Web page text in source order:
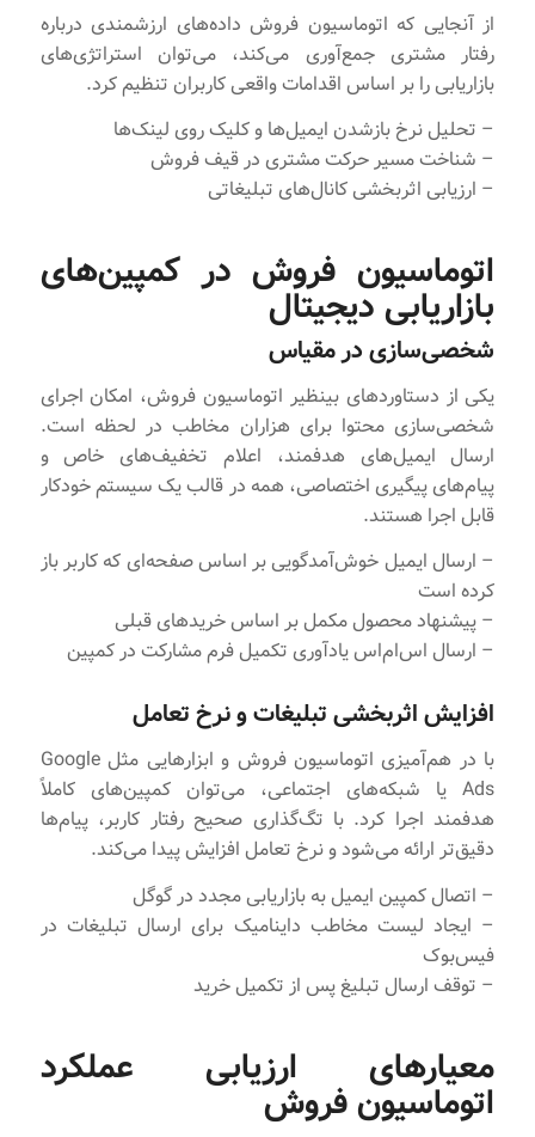
از آنجایی که اتوماسیون فروش داده‌های ارزشمندی درباره
رفتار مشتری جمع‌آوری می‌کند، می‌توان استراتژی‌های
بازاریابی را بر اساس اقدامات واقعی کاربران تنظیم کرد.
– تحلیل نرخ بازشدن ایمیل‌ها و کلیک روی لینک‌ها
– شناخت مسیر حرکت مشتری در قیف فروش
– ارزیابی اثربخشی کانال‌های تبلیغاتی
اتوماسیون فروش در کمپین‌های
بازاریابی دیجیتال
شخصی‌سازی در مقیاس
یکی از دستاوردهای بینظیر اتوماسیون فروش، امکان اجرای
شخصی‌سازی محتوا برای هزاران مخاطب در لحظه است.
ارسال ایمیل‌های هدفمند، اعلام تخفیف‌های خاص و
پیام‌های پیگیری اختصاصی، همه در قالب یک سیستم خودکار
قابل اجرا هستند.
– ارسال ایمیل خوش‌آمدگویی بر اساس صفحه‌ای که کاربر باز
کرده است
– پیشنهاد محصول مکمل بر اساس خریدهای قبلی
– ارسال اس‌ام‌اس یادآوری تکمیل فرم مشارکت در کمپین
افزایش اثربخشی تبلیغات و نرخ تعامل
با در هم‌آمیزی اتوماسیون فروش و ابزارهایی مثل Google
Ads یا شبکه‌های اجتماعی، می‌توان کمپین‌های کاملاً
هدفمند اجرا کرد. با تگ‌گذاری صحیح رفتار کاربر، پیام‌ها
دقیق‌تر ارائه می‌شود و نرخ تعامل افزایش پیدا می‌کند.
– اتصال کمپین ایمیل به بازاریابی مجدد در گوگل
– ایجاد لیست مخاطب داینامیک برای ارسال تبلیغات در
فیس‌بوک
– توقف ارسال تبلیغ پس از تکمیل خرید
معیارهای ارزیابی عملکرد
اتوماسیون فروش